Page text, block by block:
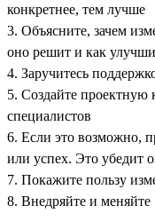
конкретнее, тем лучше
3. Объясните, зачем
оно решит и как
4. Заручитесь
5. Создайте проектную
специалистов
6. Если это возможно,
или успех. Это убедит
7. Покажите пользу
8. Внедряйте и меняйте